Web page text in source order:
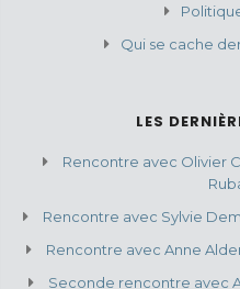
Qui se cache
LES
Rencontre avec Olivier
Rencontre avec Sylvie
Rencontre avec Anne
Seconde rencontre avec